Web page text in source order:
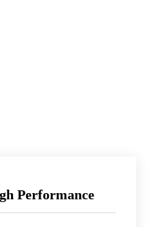
Performance